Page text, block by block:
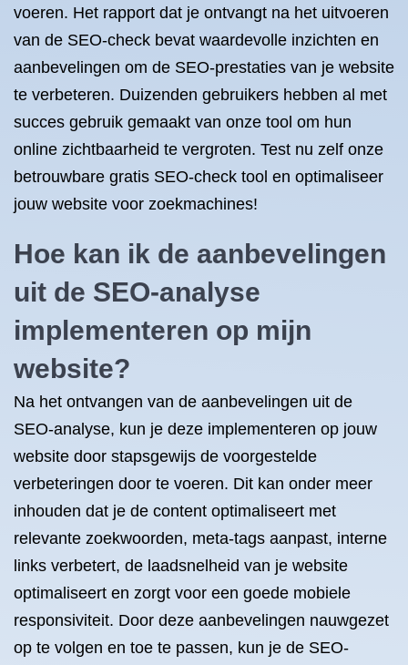
voeren. Het rapport dat je ontvangt na het uitvoeren
van de SEO-check bevat waardevolle inzichten en
aanbevelingen om de SEO-prestaties van je website
te verbeteren. Duizenden gebruikers hebben al met
succes gebruik gemaakt van onze tool om hun
online zichtbaarheid te vergroten. Test nu zelf onze
betrouwbare gratis SEO-check tool en optimaliseer
jouw website voor zoekmachines!
Hoe kan ik de aanbevelingen
uit de SEO-analyse
implementeren op mijn
website?
Na het ontvangen van de aanbevelingen uit de
SEO-analyse, kun je deze implementeren op jouw
website door stapsgewijs de voorgestelde
verbeteringen door te voeren. Dit kan onder meer
inhouden dat je de content optimaliseert met
relevante zoekwoorden, meta-tags aanpast, interne
links verbetert, de laadsnelheid van je website
optimaliseert en zorgt voor een goede mobiele
responsiviteit. Door deze aanbevelingen nauwgezet
op te volgen en toe te passen, kun je de SEO-